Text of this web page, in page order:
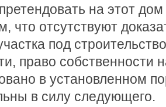
на этот
что отсутствуют
под
право собственности
в установленном
в силу следующего.